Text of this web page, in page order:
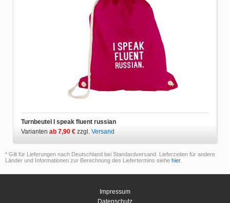
Turnbeutel I speak fluent russian
Varianten ab 7,90 € zzgl. Versand
* Gilt für Lieferungen nach Deutschland bei Standardversand. Lieferzeiten für andere
Länder und Informationen zur Berechnung des Liefertermins siehe hier.
Impressum
Datenschutz